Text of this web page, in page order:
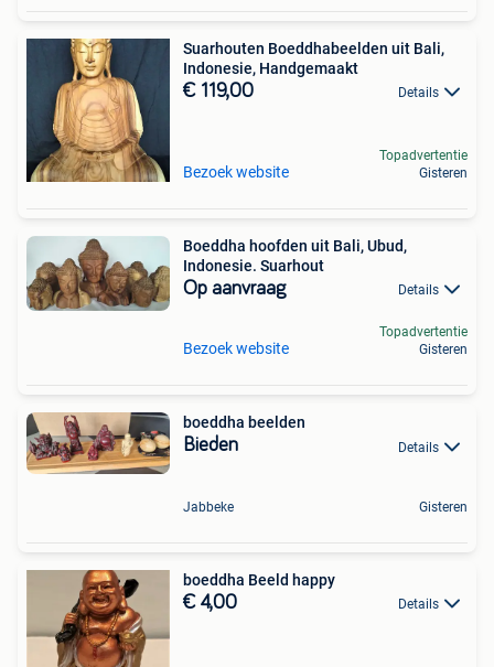
Suarhouten Boeddhabeelden uit Bali,
Indonesie, Handgemaakt
€ 119,00 Details
Bezoek website
Topadvertentie
Gisteren
Boeddha hoofden uit Bali, Ubud,
Indonesie. Suarhout
Op aanvraag Details
Bezoek website
Topadvertentie
Gisteren
boeddha beelden
Bieden Details
Jabbeke Gisteren
boeddha Beeld happy
€ 4,00 Details